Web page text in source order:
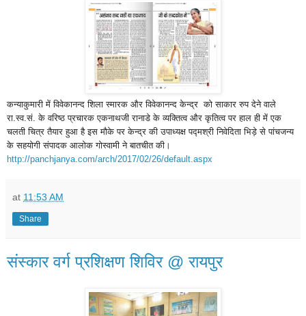
कन्याकुमारी में विवेकानन्द शिला स्मारक और विवेकानन्द केन्द्र को साकार रुप देने वाले
रा.स्व.सं. के वरिष्ठ प्रचारक एकनाथजी रानाडे के व्यक्तित्व और कृतित्व पर हाल ही में एक
चलती चित्र तैयार हुआ है इस मौके पर केन्द्र की उपाध्यक्ष पद्मश्री निवेदिता भिड़े से पांचजन्य
के सहयोगी संपादक आलोक गोस्वामी ने बातचीत की।
http://panchjanya.com/arch/2017/02/26/default.aspx
at 11:53 AM
Share
संस्कार वर्ग प्रशिक्षण शिविर @ ​रायपुर